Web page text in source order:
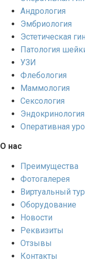
Андрология
Эмбриология
Эстетическая
Патология
УЗИ
Флебология
Маммология
Сексология
Эндокринология
Оперативная
О нас
Преимущества
Фотогалерея
Виртуальный тур
Оборудование
Новости
Реквизиты
Отзывы
Контакты